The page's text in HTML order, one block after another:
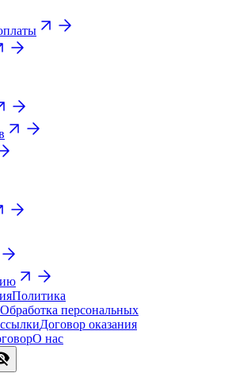
Политика
Обработка персональных
Договор оказания
О нас